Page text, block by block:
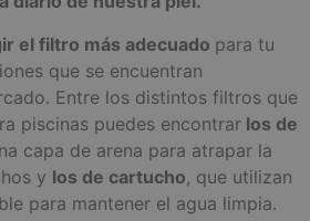
el filtro más adecuado para tu
que se encuentran
Entre los distintos filtros que
piscinas puedes encontrar los de
capa de arena para atrapar la
y los de cartucho, que utilizan
para mantener el agua limpia.